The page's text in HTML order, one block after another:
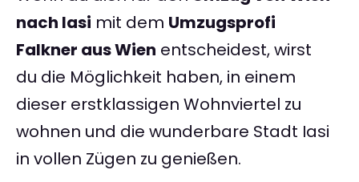
nach Iasi mit dem Umzugsprofi
Falkner aus Wien entscheidest, wirst
du die Möglichkeit haben, in einem
dieser erstklassigen Wohnviertel zu
wohnen und die wunderbare Stadt Iasi
in vollen Zügen zu genießen.